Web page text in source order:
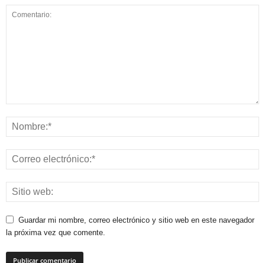
Guardar mi nombre, correo electrónico y sitio web en este navegador
la próxima vez que comente.